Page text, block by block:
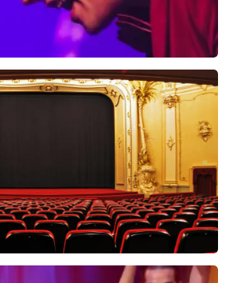
Elvis Matters Band